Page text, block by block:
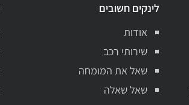
לינקים חשובים
אודות
שירותי רכב
שאל את המומחה
שאל שאלה